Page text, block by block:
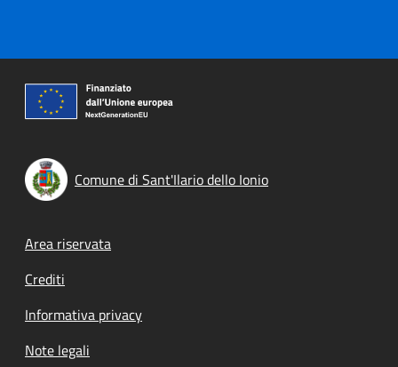
Comune di Sant'Ilario dello Ionio
Footer menu
Area riservata
Crediti
Informativa privacy
Note legali